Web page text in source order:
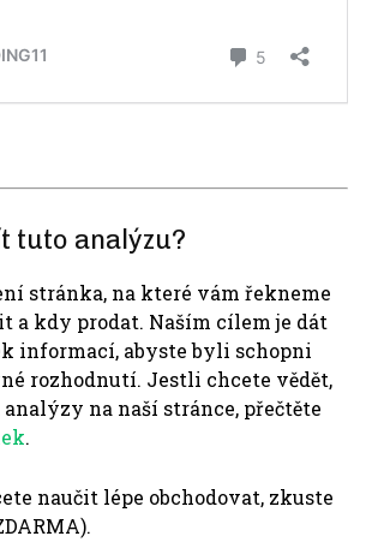
tuto analýzu?
stránka, na které vám řekneme
a kdy prodat. Naším cílem je dát
informací, abyste byli schopni
rozhodnutí. Jestli chcete vědět,
na naší stránce, přečtěte
.
naučit lépe obchodovat, zkuste